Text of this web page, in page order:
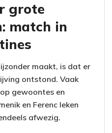
grote
match in
maakt, is dat er
ontstond. Vaak
gewoontes en
en Ferenc leken
afwezig.